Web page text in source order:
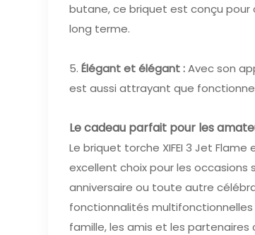
butane, ce briquet est conçu pour
long terme.
5.Élégant et élégant :Avec son
est aussi attrayant que
Le cadeau parfait pour les
Le briquet torche XIFEI 3 Jet
excellent choix pour les occasions
anniversaire ou toute autre
fonctionnalités
famille, les amis et les partenaires